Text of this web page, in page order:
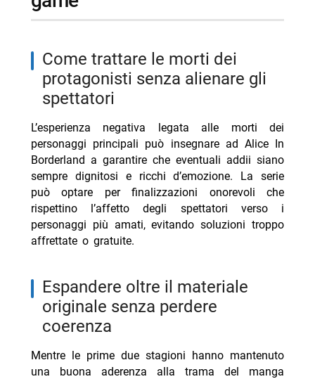
come trattare le morti dei
protagonisti senza alienare gli
spettatori
L’esperienza negativa legata alle morti dei
personaggi principali può insegnare ad Alice In
Borderland a garantire che eventuali addii siano
sempre dignitosi e ricchi d’emozione. La serie
può optare per finalizzazioni onorevoli che
rispettino l’affetto degli spettatori verso i
personaggi più amati, evitando soluzioni troppo
affrettate o gratuite.
espandere oltre il materiale
originale senza perdere
coerenza
Mentre le prime due stagioni hanno mantenuto
una buona aderenza alla trama del manga